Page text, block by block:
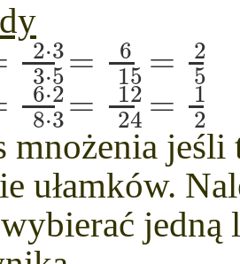
2⋅3
3⋅5= 6
15 = 2
5
6⋅2
8⋅3= 12
24 = 1
2
mnożenia
ułamków.